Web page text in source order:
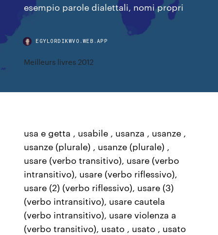
esempio parole dialettali, nomi propri
EGYLORDIKWVO.WEB.APP
Meilleurs livres 2012
usa e getta , usabile , usanza , usanze ,
usanze (plurale) , usanze (plurale) ,
usare (verbo transitivo), usare (verbo
intransitivo), usare (verbo riflessivo),
usare (2) (verbo riflessivo), usare (3)
(verbo intransitivo), usare cautela
(verbo intransitivo), usare violenza a
(verbo transitivo), usato , usato , usato